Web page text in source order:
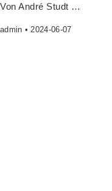
Von André Studt …
admin 2024-06-07